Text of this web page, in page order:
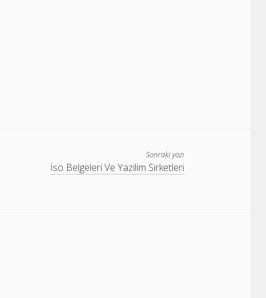
Sonraki yazı
İso Belgeleri Ve Yazilim Sirketleri